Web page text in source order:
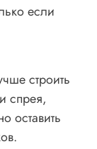
если
строить
спрея,
оставить